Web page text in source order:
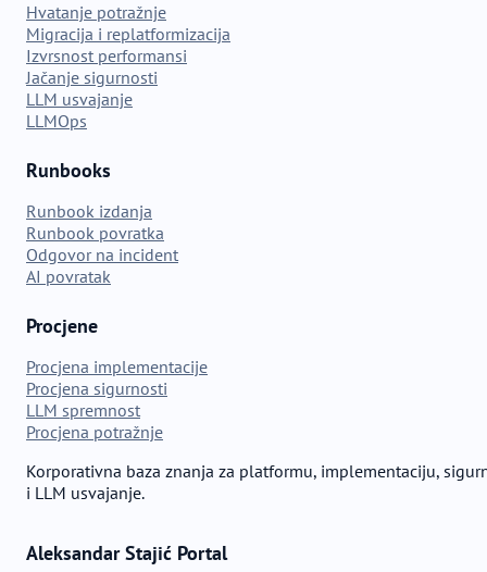
Hvatanje potražnje
Migracija i replatformizacija
Izvrsnost performansi
Jačanje sigurnosti
LLM usvajanje
LLMOps
Runbooks
Runbook izdanja
Runbook povratka
Odgovor na incident
AI povratak
Procjene
Procjena implementacije
Procjena sigurnosti
LLM spremnost
Procjena potražnje
Korporativna baza znanja za platformu, implementaciju,
i LLM usvajanje.
Aleksandar Stajić Portal